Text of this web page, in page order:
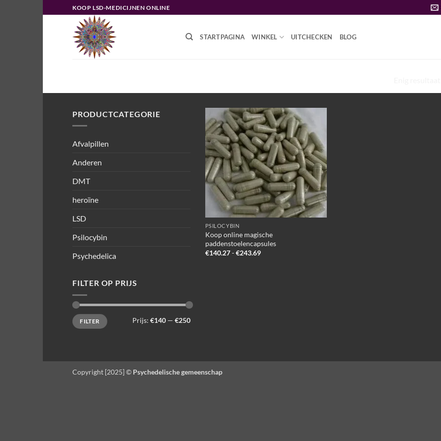
naar
KOOP LSD-MEDICIJNEN ONLINE
STARTPAGINA WINKEL UITCHECKEN BLOG
PRODUCTCATEGORIE
Afvalpillen
Anderen
DMT
heroïne
LSD
Psilocybin
Psychedelica
FILTER OP PRIJS
Min.
prijs
Max.
prijsFILTER Prijs: €140 — €250
Add to
wishlist
PSILOCYBIN
Koop online magische
paddenstoelencapsules
€140.27-€243.69Prijsklasse:
Copyright [2025] © Psychedelische gemeenschap